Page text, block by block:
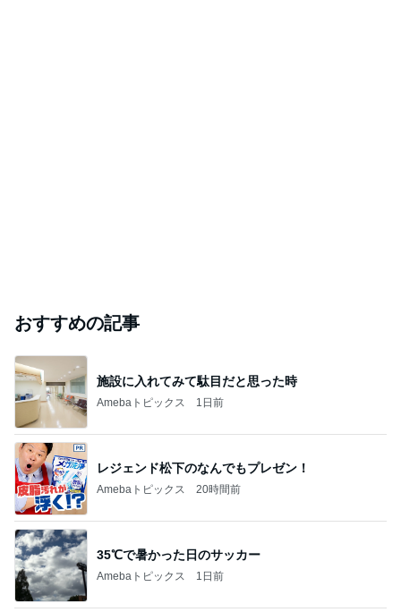
おすすめの記事
施設に入れてみて駄目だと思った時
Amebaトピックス 1日前
レジェンド松下のなんでもプレゼン！
Amebaトピックス 20時間前
35℃で暑かった日のサッカー
Amebaトピックス 1日前